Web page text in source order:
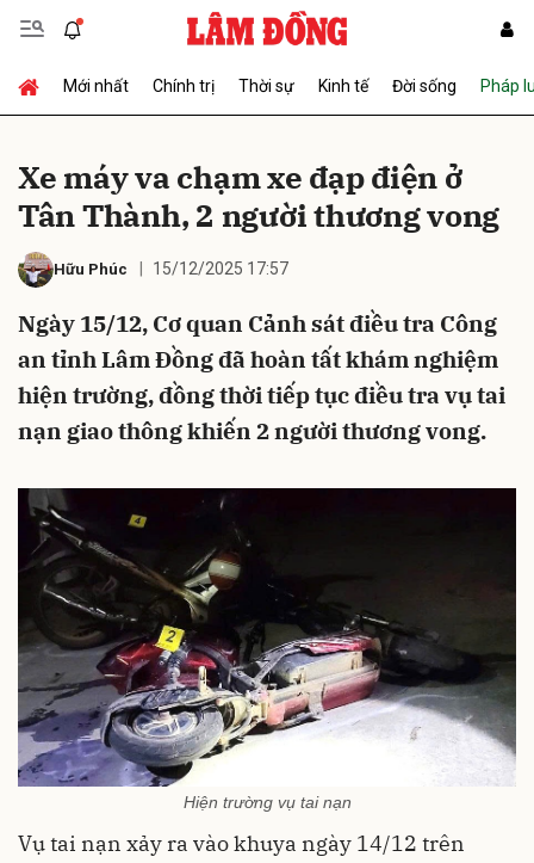
Mới nhất Chính trị Thời sự Kinh tế Đời sống Pháp
Xe máy va chạm xe đạp điện ở
Tân Thành, 2 người thương vong
Hữu Phúc 15/12/2025 17:57
Ngày 15/12, Cơ quan Cảnh sát điều tra Công
an tỉnh Lâm Đồng đã hoàn tất khám nghiệm
hiện trường, đồng thời tiếp tục điều tra vụ tai
nạn giao thông khiến 2 người thương vong.
Hiện trường vụ tai nạn
Vụ tai nạn xảy ra vào khuya ngày 14/12 trên
Gửi bình luận
Hủy Gửi